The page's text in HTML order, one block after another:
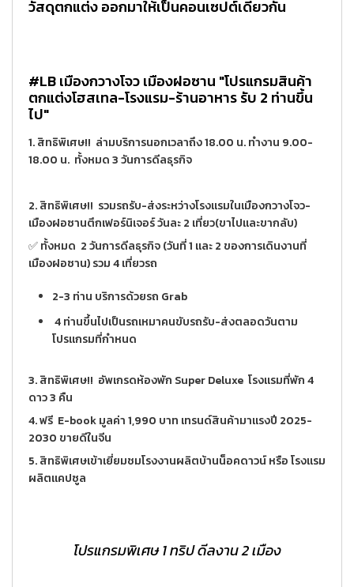
วัสดุตกแต่ง ออกมาให้เป็นคอนเซปต์เดียวกัน
#LB เมืองกวางโจว เมืองฝอซาน "โปรแกรมสินค้า
ตกแต่งโฮสเทล-โรงแรม-ร้านอาหาร รับ 2 ท่านขึ้น
ไป"
1. สิทธิพิเศษ!! ล่ามบริการนอกเวลาถึง 18.00 น. ทำงาน 9.00-
18.00 น. ทั้งหมด 3 วันการดีลธุรกิจ
2. สิทธิพิเศษ!! รวมรถรับ-ส่งระหว่างโรงแรมในเมืองกวางโจว-
เมืองฝอซานตึกเฟอร์นิเจอร์ วันละ 2 เที่ยว(ขาไปและขากลับ)
✅ ทั้งหมด 2 วันการดีลธุรกิจ (วันที่ 1 และ 2 ของการเดินงานที่
เมืองฝอซาน) รวม 4 เที่ยวรถ
2-3 ท่าน บริการด้วยรถ Grab
4 ท่านขึ้นไปเป็นรถเหมาคนขับรถรับ-ส่งตลอดวันตาม
โปรแกรมที่กำหนด
3. สิทธิพิเศษ!! อัพเกรดห้องพัก Super Deluxe โรงแรมที่พัก 4
ดาว 3 คืน
4. ฟรี E-book มูลค่า 1,990 บาท เทรนด์สินค้ามาแรงปี 2025-
2030 ขายดีในจีน
5. สิทธิพิเศษเข้าเยี่ยมชมโรงงานผลิตบ้านน็อคดาวน์ หรือ โรงแรม
ผลิตแคปซูล
โปรแกรมพิเศษ 1 ทริป ดีลงาน 2 เมือง